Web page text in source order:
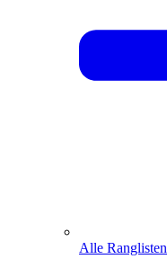
Alle Ranglisten